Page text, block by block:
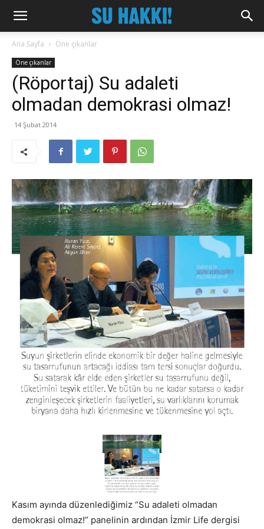
Ana Sayfa Öne çıkanlar
Öne çıkanlar
(Röportaj) Su adaleti
olmadan demokrasi olmaz!
14 Şubat 2014
Kasım ayında düzenlediğimiz “Su adaleti olmadan
demokrasi olmaz!” panelinin ardından İzmir Life dergisi